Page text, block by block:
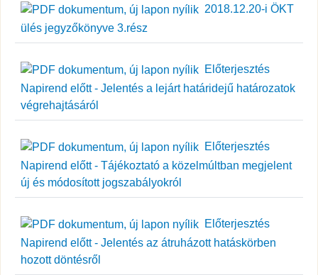
2018.12.20-i ÖKT
ülés jegyzőkönyve 3.rész
Előterjesztés
Napirend előtt - Jelentés a lejárt határidejű határozatok
végrehajtásáról
Előterjesztés
Napirend előtt - Tájékoztató a közelmúltban megjelent
új és módosított jogszabályokról
Előterjesztés
Napirend előtt - Jelentés az átruházott hatáskörben
hozott döntésről